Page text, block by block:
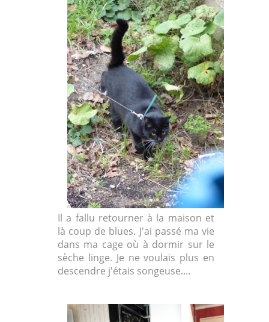
Il a fallu retourner à la maison et
là coup de blues. J'ai passé ma vie
dans ma cage où à dormir sur le
sèche linge. Je ne voulais plus en
descendre j'étais songeuse....